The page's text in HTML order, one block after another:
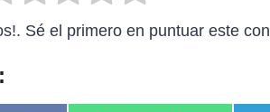
Sé el primero en puntuar este